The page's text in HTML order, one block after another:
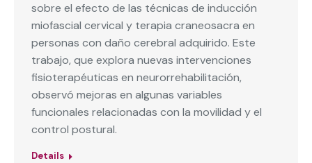
sobre el efecto de las técnicas de inducción
miofascial cervical y terapia craneosacra en
personas con daño cerebral adquirido. Este
trabajo, que explora nuevas intervenciones
fisioterapéuticas en neurorrehabilitación,
observó mejoras en algunas variables
funcionales relacionadas con la movilidad y el
control postural.
Details